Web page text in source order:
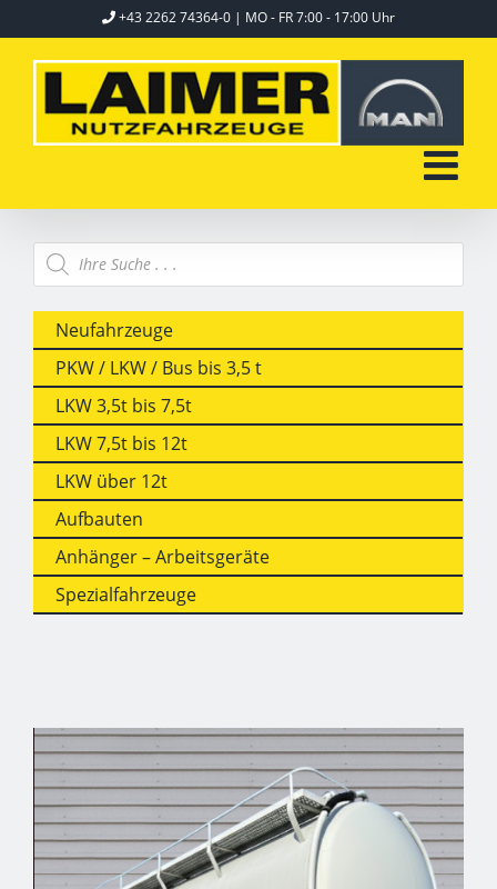
to
content
+43 2262 74364-0 | MO - FR 7:00 - 17:00 Uhr
Products
search
Neufahrzeuge
PKW / LKW / Bus bis 3,5 t
LKW 3,5t bis 7,5t
LKW 7,5t bis 12t
LKW über 12t
Aufbauten
Anhänger – Arbeitsgeräte
Spezialfahrzeuge